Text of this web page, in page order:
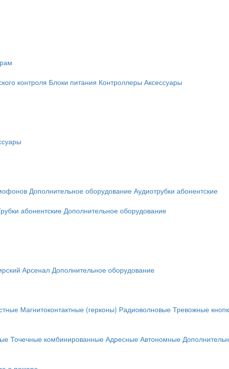
контроля Блоки питания Контроллеры Аксессуары
Дополнительное оборудование Аудиотрубки абонентские
абонентские Дополнительное оборудование
АрсеналДополнительное оборудование
Магнитоконтактные (герконы) Радиоволновые Тревожные
Точечные комбинированные Адресные Автономные